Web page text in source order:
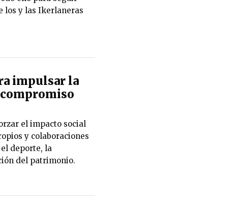
los y las Ikerlaneras
impulsar la
el impacto social
y colaboraciones
deporte, la
del patrimonio.